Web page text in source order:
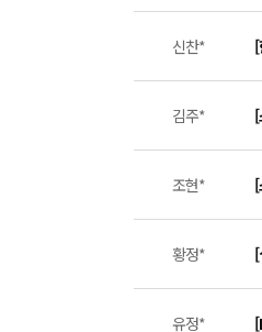
신찬* [
김주* [
조현* [
황정* [
유정*